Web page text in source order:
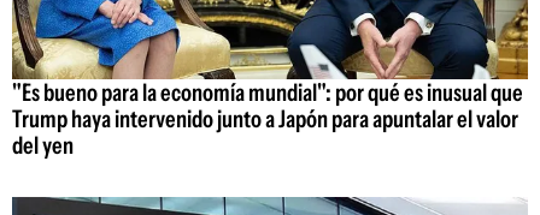
"Es bueno para la economía mundial": por qué es inusual que
Trump haya intervenido junto a Japón para apuntalar el valor
del yen